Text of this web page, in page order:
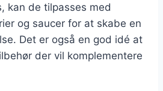
kan de tilpasses med
og saucer for at skabe en
Det er også en god idé at
der vil komplementere